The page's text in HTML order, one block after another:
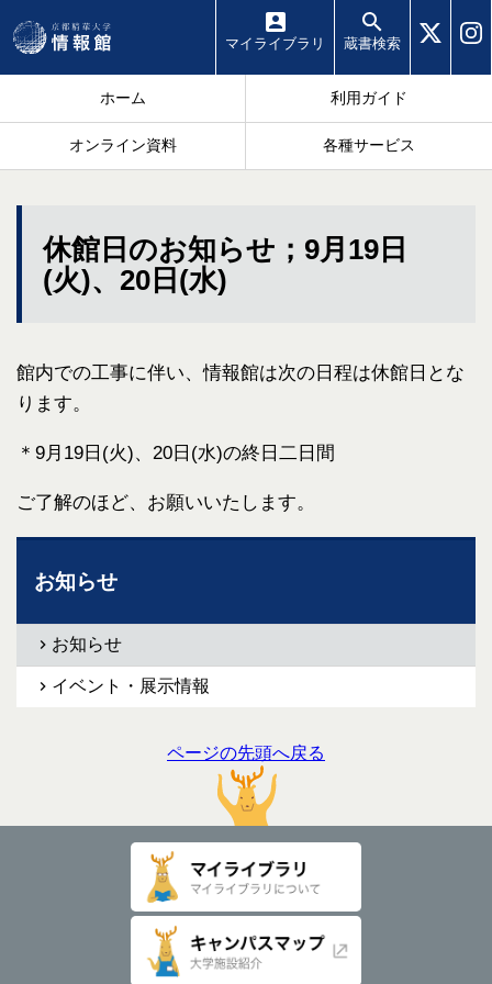
マイ ライブラリ 蔵書検索
ホーム 利用ガイド
オンライン資料 各種サービス
休館日のお知らせ；9月19日
(火)、20日(水)
館内での工事に伴い、情報館は次の日程は休館日とな
ります。
＊9月19日(火)、20日(水)の終日二日間
ご了解のほど、お願いいたします。
お知らせ
お知らせ
イベント・展示情報
ページの先頭へ戻る